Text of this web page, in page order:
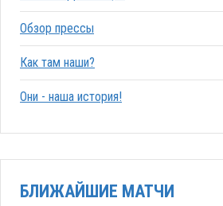
Обзор прессы
Как там наши?
Они - наша история!
БЛИЖАЙШИЕ МАТЧИ